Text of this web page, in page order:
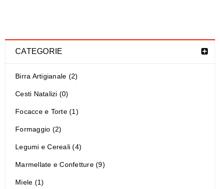
CATEGORIE
Birra Artigianale (2)
Cesti Natalizi (0)
Focacce e Torte (1)
Formaggio (2)
Legumi e Cereali (4)
Marmellate e Confetture (9)
Miele (1)